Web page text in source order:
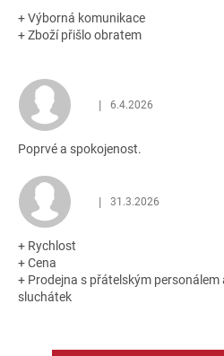
+ Výborná komunikace
+ Zboží přišlo obratem
Hodnocení obchodu je 5
| 6.4.2026
Poprvé a spokojenost.
Hodnocení obchodu je 5
| 31.3.2026
+ Rychlost
+ Cena
+ Prodejna s přátelským
sluchátek